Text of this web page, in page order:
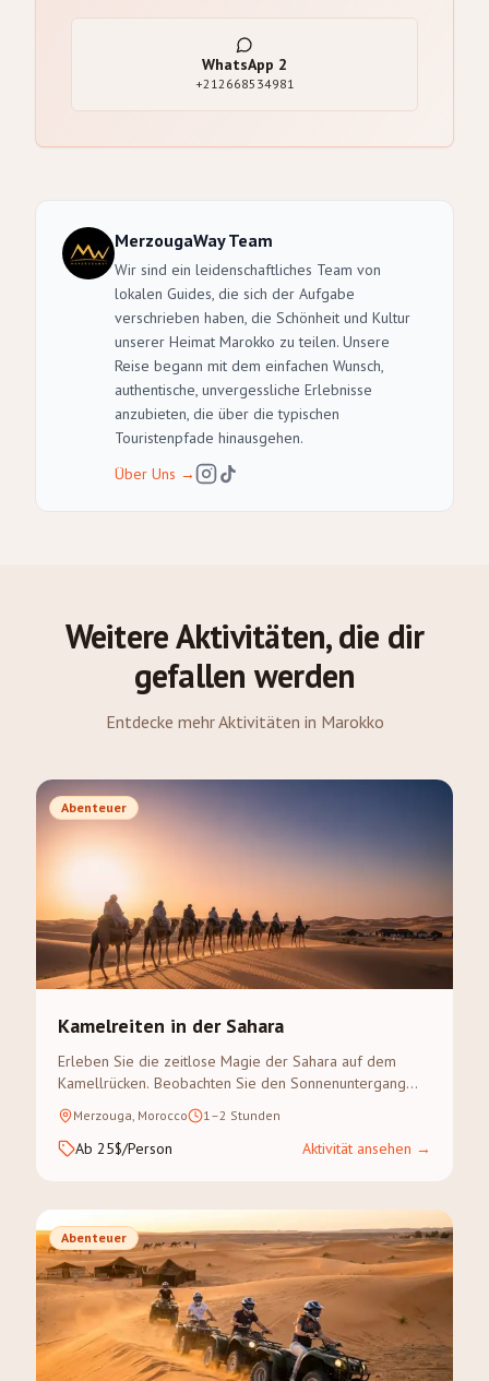
WhatsApp 2
+212668534981
MerzougaWay Team
Wir sind ein leidenschaftliches Team von
lokalen Guides, die sich der Aufgabe
verschrieben haben, die Schönheit und Kultur
unserer Heimat Marokko zu teilen. Unsere
Reise begann mit dem einfachen Wunsch,
authentische, unvergessliche Erlebnisse
anzubieten, die über die typischen
Touristenpfade hinausgehen.
Über Uns →
Weitere Aktivitäten, die dir
gefallen werden
Entdecke mehr Aktivitäten in Marokko
Abenteuer
Kamelreiten in der Sahara
Erleben Sie die zeitlose Magie der Sahara auf dem
Kamellrücken. Beobachten Sie den Sonnenuntergang
über den goldenen Dünen des Erg Chebbi auf einem
geführten Kameltreck.
Merzouga, Morocco 1–2 Stunden
Ab 25$/Person Aktivität ansehen →
Abenteuer